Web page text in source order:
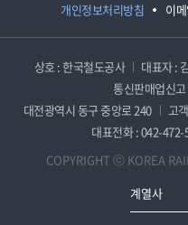
개인정보처리방침 이
상호 : 한국철도공사 대표자 :
통신판매업신
대전광역시 동구 중앙로 240
고
대표전화 : 042-472-
COPYRIGHT ⓒ KOREA
계열사